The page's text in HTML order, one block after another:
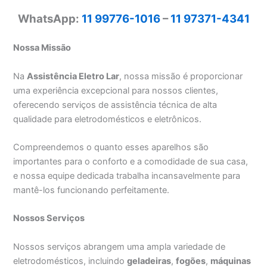
WhatsApp: 11 99776-1016–11 97371-4341
Nossa Missão
NaAssistência Eletro Lar, nossa missão é proporcionar
uma experiência excepcional para nossos clientes,
oferecendo serviços de assistência técnica de alta
qualidade para eletrodomésticos e eletrônicos.
Compreendemos o quanto esses aparelhos são
importantes para o conforto e a comodidade de sua casa,
e nossa equipe dedicada trabalha incansavelmente para
mantê-los funcionando perfeitamente.
Nossos Serviços
Nossos serviços abrangem uma ampla variedade de
eletrodomésticos, incluindogeladeiras,fogões, máquinas